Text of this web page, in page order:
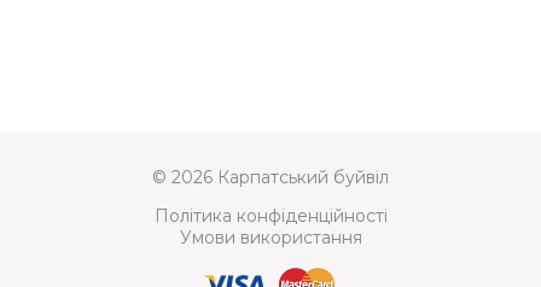
© 2026 Карпатський буйвіл
Політика конфіденційності
Умови використання